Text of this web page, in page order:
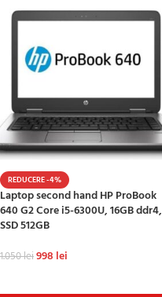
REDUCERE -4%
Laptop second hand HP ProBook
640 G2 Core i5-6300U, 16GB ddr4,
SSD 512GB
1.050lei998 lei